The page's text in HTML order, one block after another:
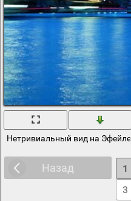
Нетривиальный вид на
Назад 1
3